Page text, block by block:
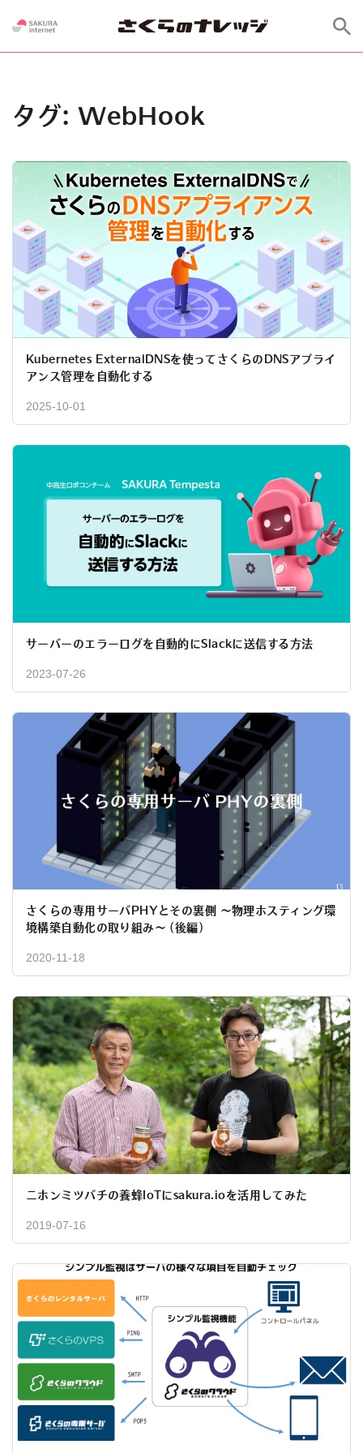
タグ: WebHook
Kubernetes ExternalDNSを使ってさくらのDNSアプライ
アンス管理を自動化する
2025-10-01
サーバーのエラーログを自動的にSlackに送信する方法
2023-07-26
さくらの専用サーバPHYとその裏側 〜物理ホスティング環
境構築自動化の取り組み〜 (後編)
2020-11-18
ニホンミツバチの養蜂IoTにsakura.ioを活用してみた
2019-07-16